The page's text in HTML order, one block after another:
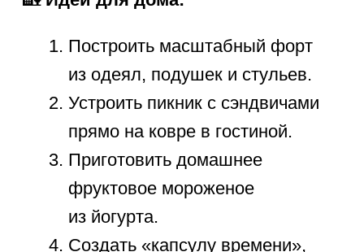
гаджетах вредит нервной
Каждое лето совершенно уникально.
быстро. Любой ребенок искренне
ждет вашей поддержки и совместных
радостных открытий. Чтобы
гармонично занять первоклассника,
ищите баланс между
активностью и полным